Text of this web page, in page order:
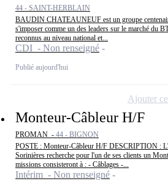
44 - SAINT-HERBLAIN
BAUDIN CHATEAUNEUF est un groupe
s'imposer comme un des leaders sur le marché du
reconnus au niveau national et...
CDI - Non renseigné
Publié aujourd'hui
Monteur-Câbleur H/F
PROMAN - 44 - BIGNON
POSTE : Monteur-Câbleur H/F DESCRIPTION :
Sorinières recherche pour l'un de ses clients un
missions consisteront à : - Câblages -...
Intérim - Non renseigné
Ajouter